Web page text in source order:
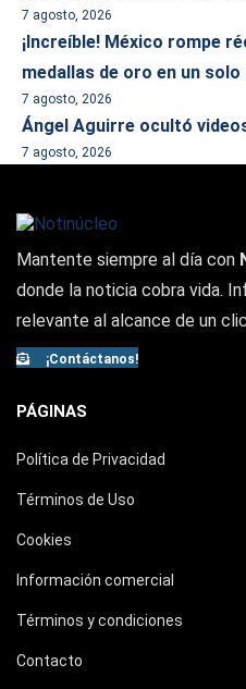
7 agosto, 2026
¡Increíble! México rompe
medallas de oro en un solo
7 agosto, 2026
Ángel Aguirre ocultó
7 agosto, 2026
Mantente siempre al día con
donde la noticia cobra vida.
relevante al alcance de un
¡Contáctanos!
PÁGINAS
Política de Privacidad
Términos de Uso
Cookies
Información comercial
Términos y condiciones
Contacto